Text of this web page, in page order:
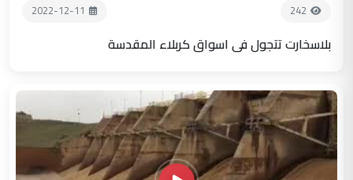
242
2022-12-11
بلاسخارت تتجول في اسواق كربلاء المقدسة